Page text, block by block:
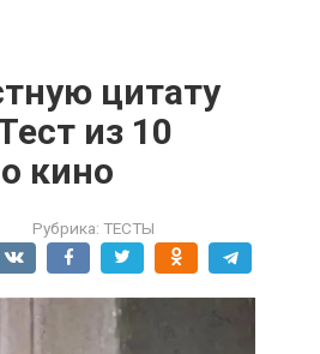
цитату
из 10
кино
Рубрика: ТЕСТЫ